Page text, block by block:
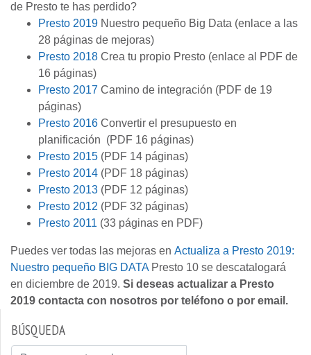
de Presto te has perdido?
Presto 2019 Nuestro pequeño Big Data (enlace a las
28 páginas de mejoras)
Presto 2018 Crea tu propio Presto (enlace al PDF de
16 páginas)
Presto 2017 Camino de integración (PDF de 19
páginas)
Presto 2016 Convertir el presupuesto en
planificación (PDF 16 páginas)
Presto 2015 (PDF 14 páginas)
Presto 2014 (PDF 18 páginas)
Presto 2013 (PDF 12 páginas)
Presto 2012 (PDF 32 páginas)
Presto 2011 (33 páginas en PDF)
Puedes ver todas las mejoras en Actualiza a Presto 2019:
Nuestro pequeño BIG DATA Presto 10 se descatalogará
en diciembre de 2019. Si deseas actualizar a Presto
2019 contacta con nosotros por teléfono o por email.
BÚSQUEDA